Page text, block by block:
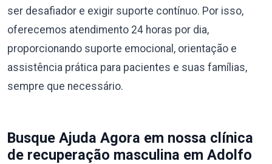
ser desafiador e exigir suporte contínuo. Por isso,
oferecemos atendimento 24 horas por dia,
proporcionando suporte emocional, orientação e
assistência prática para pacientes e suas famílias,
sempre que necessário.
Busque Ajuda Agora em nossa clínica
de recuperação masculina em Adolfo